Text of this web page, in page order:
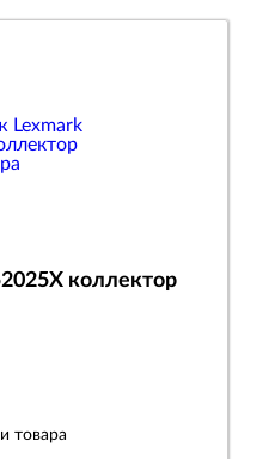
коллектор
товара